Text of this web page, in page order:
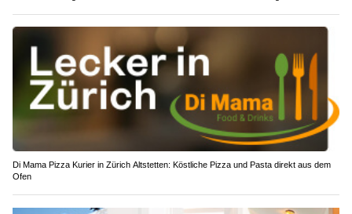
Di Mama Pizza Kurier in Zürich Altstetten: Köstliche Pizza und Pasta direkt aus dem
Ofen